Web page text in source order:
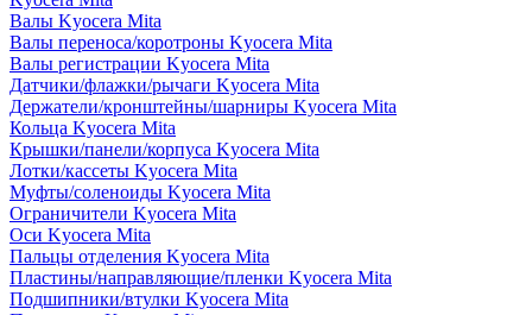
Валы Kyocera Mita
Валы переноса/коротроны Kyocera Mita
Валы регистрации Kyocera Mita
Датчики/флажки/рычаги Kyocera Mita
Держатели/кронштейны/шарниры Kyocera Mita
Кольца Kyocera Mita
Крышки/панели/корпуса Kyocera Mita
Лотки/кассеты Kyocera Mita
Муфты/соленоиды Kyocera Mita
Ограничители Kyocera Mita
Оси Kyocera Mita
Пальцы отделения Kyocera Mita
Пластины/направляющие/пленки Kyocera Mita
Подшипники/втулки Kyocera Mita